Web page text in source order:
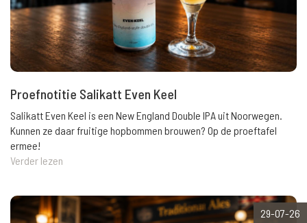
Proefnotitie Salikatt Even Keel
Salikatt Even Keel is een New England Double IPA uit Noorwegen.
Kunnen ze daar fruitige hopbommen brouwen? Op de proeftafel
ermee!
Verder lezen
29-07-26